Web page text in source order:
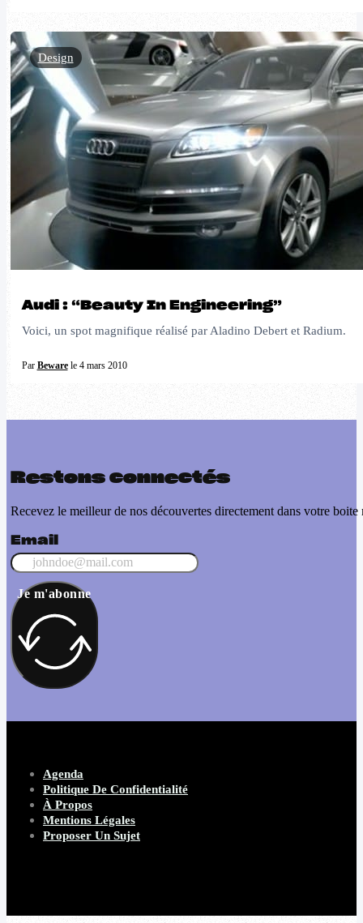
Audi : “Beauty In Engineering”
Voici, un spot magnifique réalisé par Aladino Debert et Radium.
Par Bewarele 4 mars 2010
Design
Restons connectés
Recevez le meilleur de nos découvertes directement dans votre boite
Email
Je m'abonne
Agenda
Politique De Confidentialité
À Propos
Mentions Légales
Proposer Un Sujet